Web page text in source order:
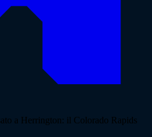
a Herrington: il Colorado Rapids